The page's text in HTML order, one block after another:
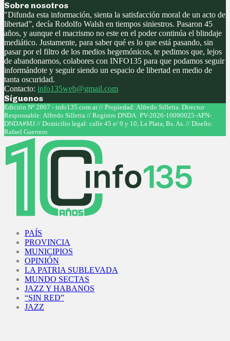
Sobre nosotros
"Difunda esta información, sienta la satisfacción moral de un acto de
libertad”, decía Rodolfo Walsh en tiempos siniestros. Pasaron 45
años, y aunque el macrismo no este en el poder continúa el blindaje
mediático. Justamente, para saber qué es lo que está pasando, sin
pasar por el filtro de los medios hegemónicos, te pedimos que, lejos
de abandonarnos, colabores con INFO135 para que podamos seguir
informándote y seguir siendo un espacio de libertad en medio de
tanta oscuridad.
Contacto: info135web@gmail.com
Síguenos
Facebook
Twitter
Instagram
Youtube
Edición Nº 2807 - info135.com.ar // Propiedad: Alfredo Silletta. Director
Responsable: Alfredo Silletta // Registro DNDA: PV-2026-10090025-APN-
DNDA#MJ // Domicilio legal: calle 45 e/ 9 y 10, La Plata, Bs. As. // Diseño:
Rafael Guerrero
PAÍS
PROVINCIA
MUNICIPIOS
OPINIÓN
LA PATRIA SUBLEVADA
MUNDO SECTAS
JAZZ Y HABANOS
“SIN RED”
JAZZ